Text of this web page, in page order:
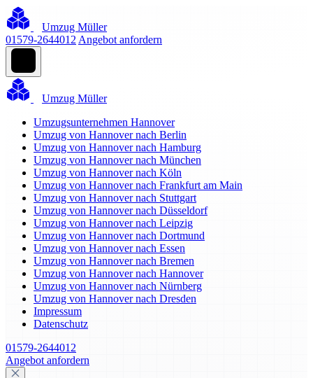
Umzug Müller
01579-2644012 Angebot anfordern
Umzug Müller
Umzugsunternehmen Hannover
Umzug von Hannover nach Berlin
Umzug von Hannover nach Hamburg
Umzug von Hannover nach München
Umzug von Hannover nach Köln
Umzug von Hannover nach Frankfurt am Main
Umzug von Hannover nach Stuttgart
Umzug von Hannover nach Düsseldorf
Umzug von Hannover nach Leipzig
Umzug von Hannover nach Dortmund
Umzug von Hannover nach Essen
Umzug von Hannover nach Bremen
Umzug von Hannover nach Hannover
Umzug von Hannover nach Nürnberg
Umzug von Hannover nach Dresden
Impressum
Datenschutz
01579-2644012
Angebot anfordern